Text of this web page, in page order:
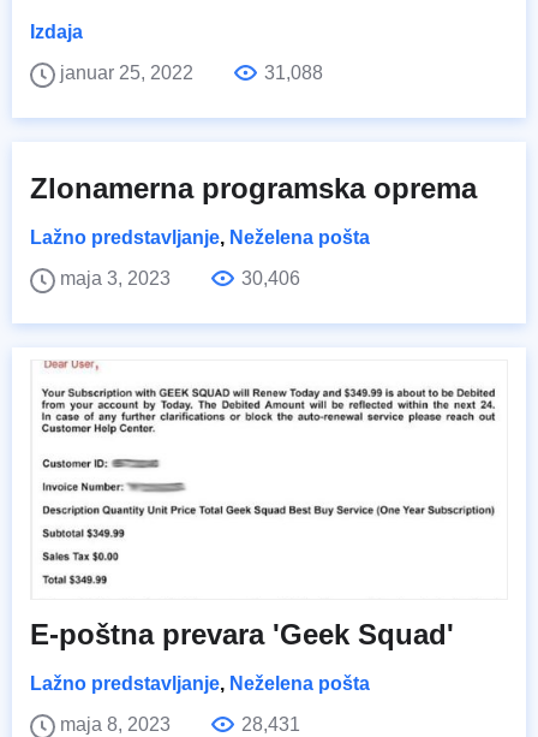
Izdaja
januar 25, 2022
31,088
Zlonamerna programska oprema
Lažno predstavljanje, Neželena pošta
maja 3, 2023
30,406
E-poštna prevara 'Geek Squad'
Lažno predstavljanje, Neželena pošta
maja 8, 2023
28,431